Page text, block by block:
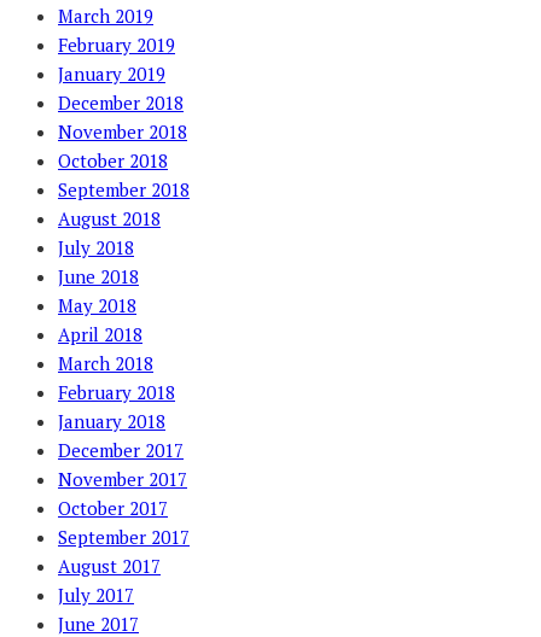
March 2019
February 2019
January 2019
December 2018
November 2018
October 2018
September 2018
August 2018
July 2018
June 2018
May 2018
April 2018
March 2018
February 2018
January 2018
December 2017
November 2017
October 2017
September 2017
August 2017
July 2017
June 2017